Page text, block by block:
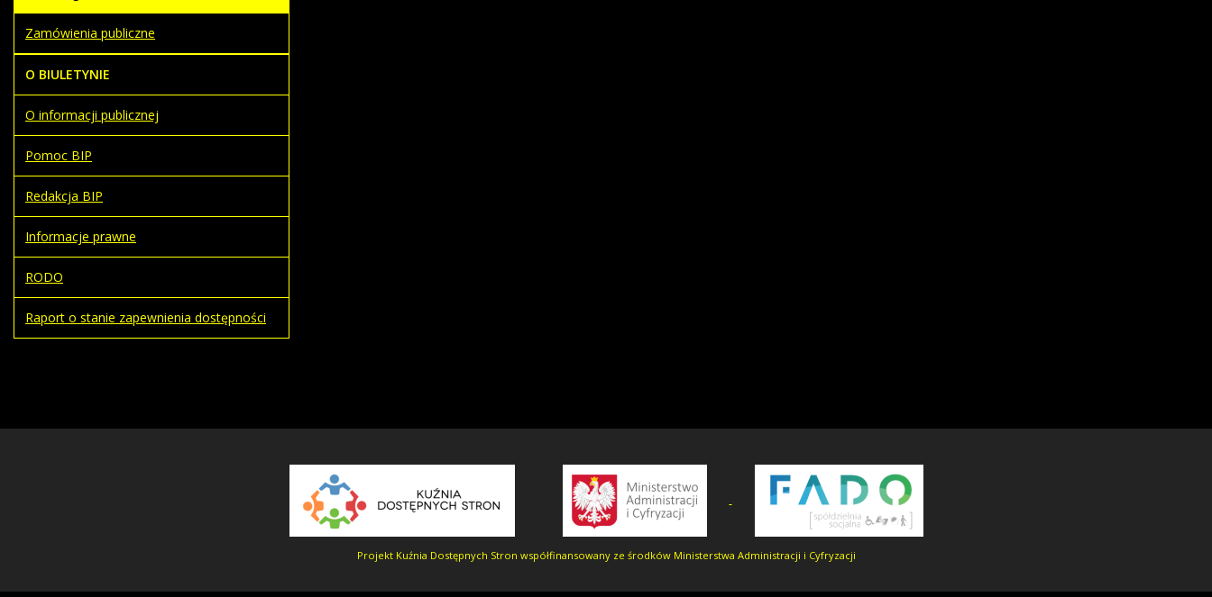
Zamówienia publiczne
O BIULETYNIE
O informacji publicznej
Pomoc BIP
Redakcja BIP
Informacje prawne
RODO
Raport o stanie zapewnienia dostępności
Projekt Kuźnia Dostępnych Stron współfinansowany ze środków Ministerstwa Administracji i Cyfryzacji